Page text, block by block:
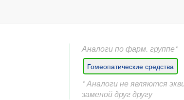
Аналоги по фарм. группе*
Гомеопатические средства
* Аналоги не являются
заменой друг другу